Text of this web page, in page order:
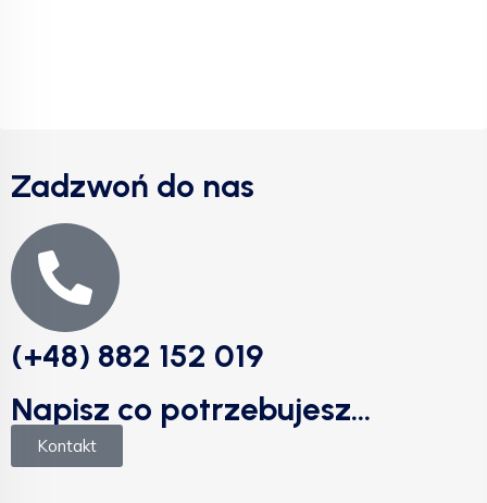
Zadzwoń do nas
(+48) 882 152 019
Napisz co potrzebujesz...
Kontakt